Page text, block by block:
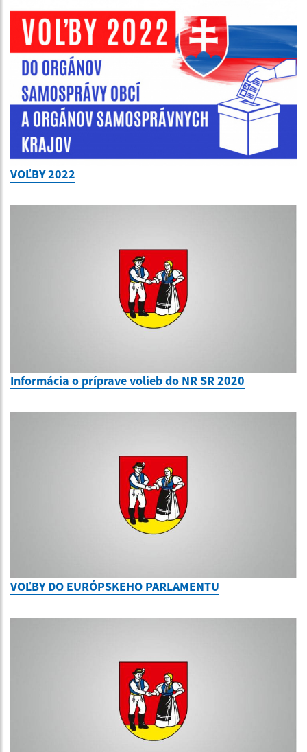
VOĽBY 2022
Informácia o príprave volieb do NR SR 2020
VOĽBY DO EURÓPSKEHO PARLAMENTU